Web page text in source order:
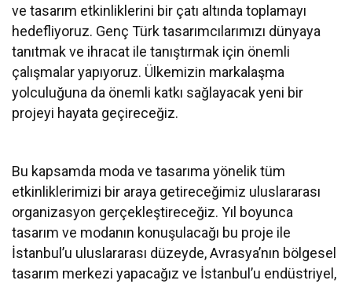
ve tasarım etkinliklerini bir çatı altında toplamayı
hedefliyoruz. Genç Türk tasarımcılarımızı dünyaya
tanıtmak ve ihracat ile tanıştırmak için önemli
çalışmalar yapıyoruz. Ülkemizin markalaşma
yolculuğuna da önemli katkı sağlayacak yeni bir
projeyi hayata geçireceğiz.
Bu kapsamda moda ve tasarıma yönelik tüm
etkinliklerimizi bir araya getireceğimiz uluslararası
organizasyon gerçekleştireceğiz. Yıl boyunca
tasarım ve modanın konuşulacağı bu proje ile
İstanbul’u uluslararası düzeyde, Avrasya’nın bölgesel
tasarım merkezi yapacağız ve İstanbul’u endüstriyel,